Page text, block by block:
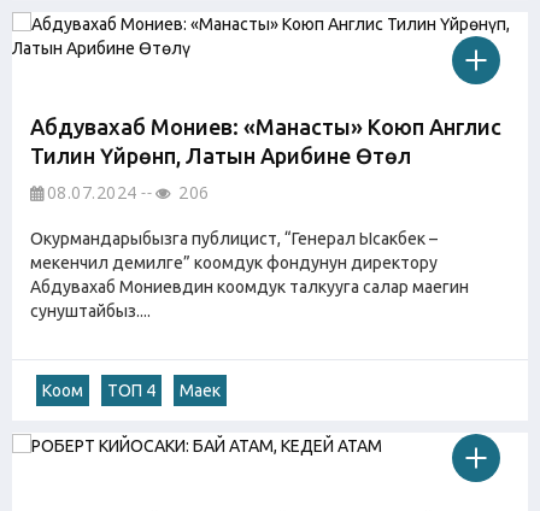
Абдувахаб Мониев: «Манасты» Коюп Англис
Тилин Үйрөнүп, Латын Арибине Өтөлү
08.07.2024 206
Окурмандарыбызга публицист, “Генерал Ысакбек –
мекенчил демилге” коомдук фондунун директору
Абдувахаб Мониевдин коомдук талкууга салар маегин
сунуштайбыз....
Коом ТОП 4 Маек